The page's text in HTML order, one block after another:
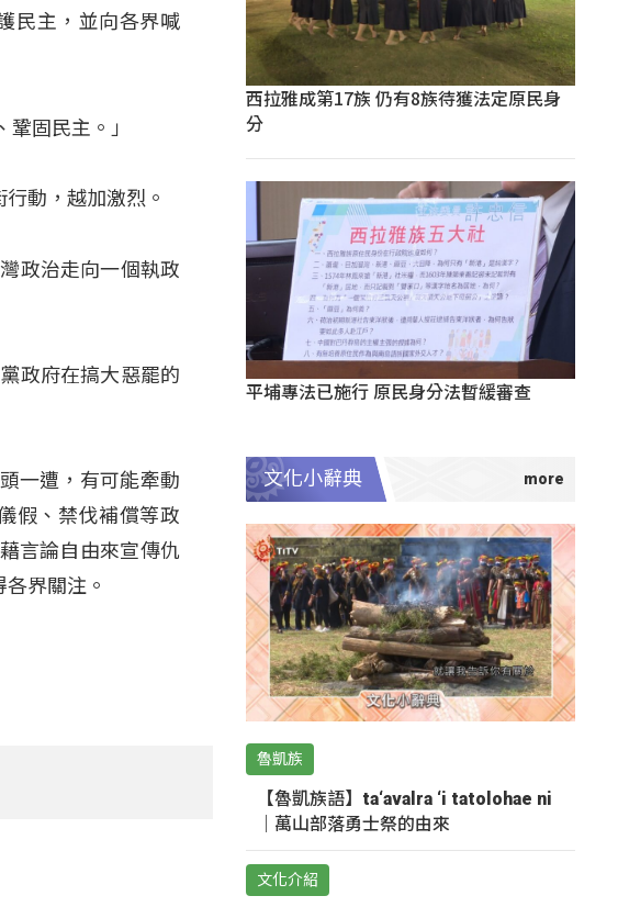
民主，並向各界喊
固民主。」
動，越加激烈。
政治走向一個執政
政府在搞大惡罷的
一遭，有可能牽動
假、禁伐補償等政
言論自由來宣傳仇
界關注。
西拉雅成第17族 仍有8族待獲法定原民身
分
平埔專法已施行 原民身分法暫緩審查
文化小辭典
魯凱族
【魯凱族語】ta‘avalra ‘i tatolohae ni
｜萬山部落勇士祭的由來
文化介紹